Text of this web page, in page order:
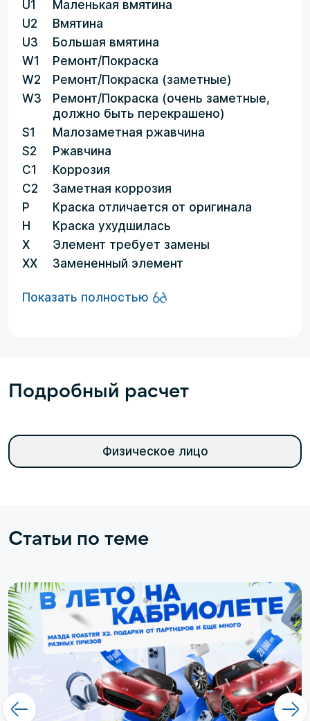
U1
Маленькая вмятина
U2
Вмятина
U3
Большая вмятина
W1
Ремонт/Покраска
W2
Ремонт/Покраска (заметные)
W3
Ремонт/Покраска (очень заметные,
должно быть перекрашено)
S1
Малозаметная ржавчина
S2
Ржавчина
C1
Коррозия
C2
Заметная коррозия
P
Краска отличается от оригинала
H
Краска ухудшилась
X
Элемент требует замены
XX
Замененный элемент
Показать полностью
Подробный расчет
Физическое лицо
Статьи по теме